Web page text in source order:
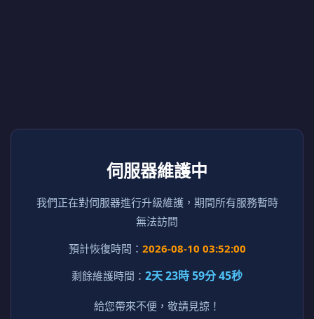
伺服器維護中
我們正在對伺服器進行升級維護，期間所有服務暫時
無法訪問
預計恢復時間： 2026-08-10 03:52:00
剩餘維護時間： 2天 23時 59分 45秒
給您帶來不便，敬請見諒！